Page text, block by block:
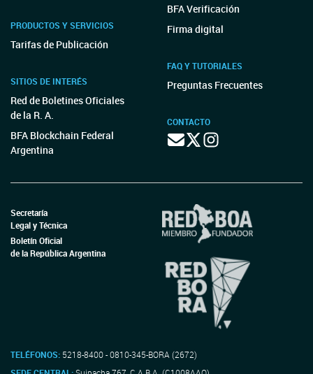
PRODUCTOS Y SERVICIOS
Tarifas de Publicación
SITIOS DE INTERÉS
Red de Boletines Oficiales
de la R. A.
BFA Blockchain Federal
Argentina
BFA Verificación
Firma digital
FAQ Y TUTORIALES
Preguntas Frecuentes
CONTACTO
Secretaría
Legal y Técnica
Boletín Oficial
de la República Argentina
TELÉFONOS: 5218-8400 - 0810-345-BORA (2672)